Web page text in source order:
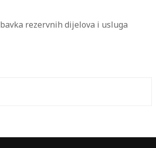
rezervnih dijelova i usluga